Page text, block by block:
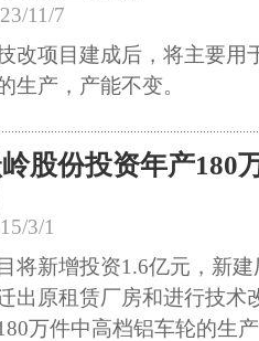
11/7
改项目建成后，将主要用
生产，产能不变。
股份投资年产180
3/1
将新增投资1.6亿元，新
出原租赁厂房和进行技术
万件中高档铝车轮的生